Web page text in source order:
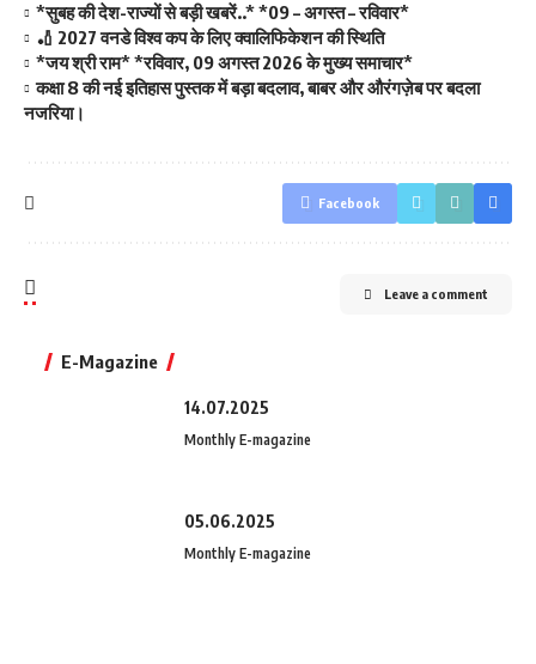
*सुबह की देश-राज्यों से बड़ी खबरें..* *09 – अगस्त – रविवार*
🏏 2027 वनडे विश्व कप के लिए क्वालिफिकेशन की स्थिति
*जय श्री राम* *रविवार, 09 अगस्त 2026 के मुख्य समाचार*
कक्षा 8 की नई इतिहास पुस्तक में बड़ा बदलाव, बाबर और औरंगज़ेब पर बदला
नजरिया।
Facebook
Leave a comment
E-Magazine
14.07.2025
Monthly E-magazine
05.06.2025
Monthly E-magazine